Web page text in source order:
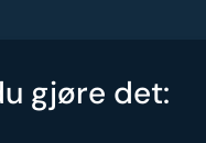
gjøre det: